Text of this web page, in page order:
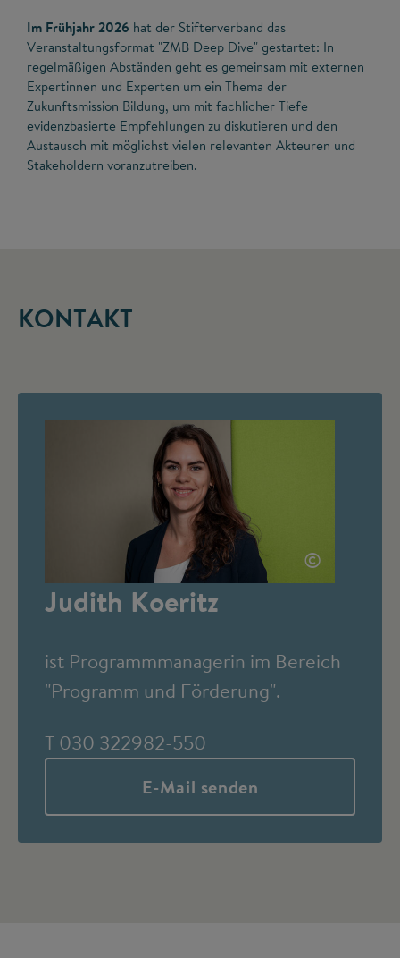
Im Frühjahr 2026 hat der Stifterverband das
Veranstaltungsformat "ZMB Deep Dive" gestartet: In
regelmäßigen Abständen geht es gemeinsam mit externen
Expertinnen und Experten um ein Thema der
Zukunftsmission Bildung, um mit fachlicher Tiefe
evidenzbasierte Empfehlungen zu diskutieren und den
Austausch mit möglichst vielen relevanten Akteuren und
Stakeholdern voranzutreiben.
KONTAKT
©
Judith Koeritz
ist Programmmanagerin im Bereich
"Programm und Förderung".
T 030 322982-550
E-Mail senden